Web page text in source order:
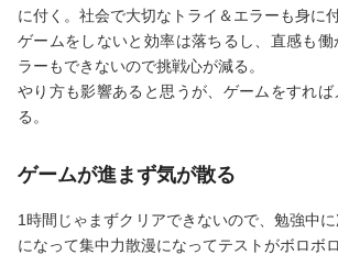
に付く。社会で大切なトライ＆エラーも身に付
ゲームをしないと効率は落ちるし、直感も
ラーもできないので挑戦心が減る。
やり方も影響あると思うが、ゲームをすれ
る。
ゲームが進まず気が散る
1時間じゃまずクリアできないので、勉強中
になって集中力散漫になってテストがボロボ